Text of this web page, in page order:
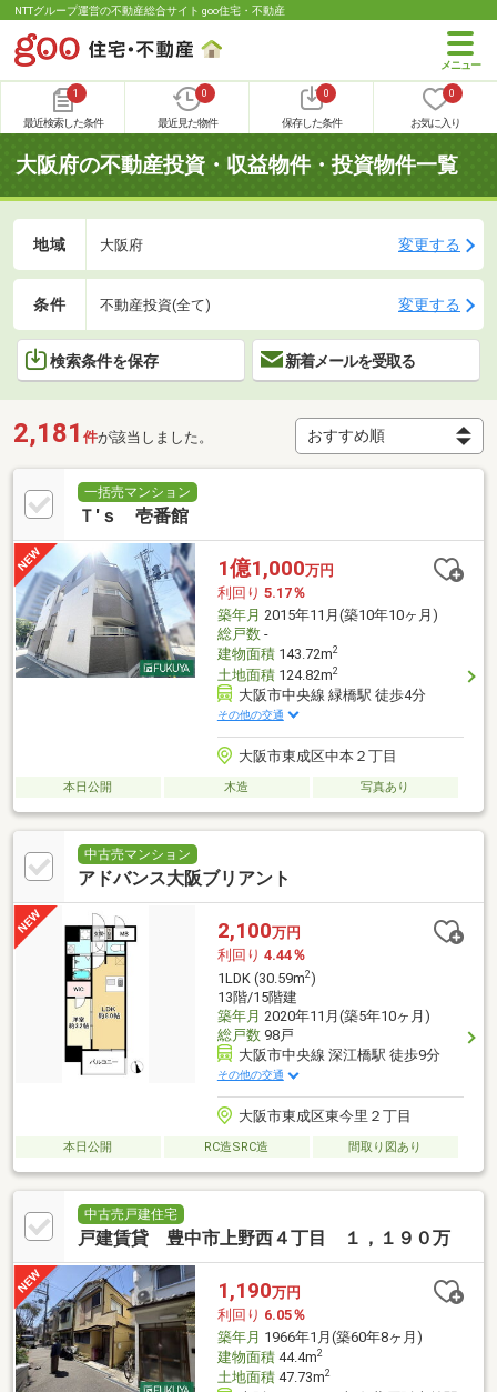
NTTグループ運営の不動産総合サイト goo住宅・不動産
1
最近検索した条件
0
最近見た物件
0
保存した条件
0
お気に入り
大阪府の不動産投資・収益物件・投資物件一覧
地域 大阪府 変更する
条件 不動産投資(全て) 変更する
検索条件を保存 新着メールを受取る
2,181 件が該当しました。
一括売マンション
Ｔ'ｓ 壱番館
1億1,000万円
利回り 5.17％
築年月 2015年11月(築10年10ヶ月)
総戸数-
建物面積143.72m2
土地面積124.82m2
大阪市中央線 緑橋駅 徒歩4分
その他の交通
大阪市東成区中本２丁目
本日公開 木造 写真あり
中古売マンション
アドバンス大阪ブリアント
2,100万円
利回り 4.44％
1LDK (30.59m2)
13階/15階建
築年月 2020年11月(築5年10ヶ月)
総戸数98戸
大阪市中央線 深江橋駅 徒歩9分
その他の交通
大阪市東成区東今里２丁目
本日公開 RC造SRC造 間取り図あり
中古売戸建住宅
戸建賃貸 豊中市上野西４丁目 １，１９０万
1,190万円
利回り 6.05％
築年月 1966年1月(築60年8ヶ月)
建物面積44.4m2
土地面積47.73m2